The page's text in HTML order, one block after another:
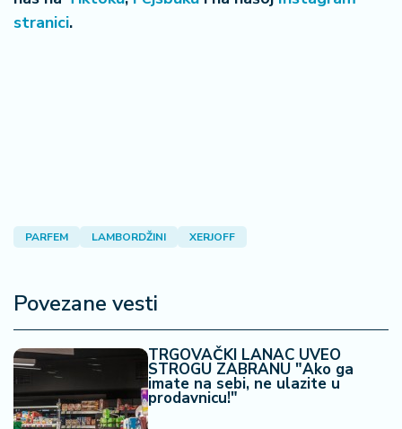
stranici.
PARFEM LAMBORDŽINI XERJOFF
Povezane vesti
TRGOVAČKI LANAC UVEO
STROGU ZABRANU "Ako ga
imate na sebi, ne ulazite u
prodavnicu!"